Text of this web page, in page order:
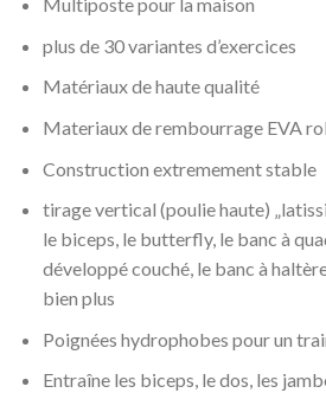
plus de 30 variantes d’exercices
Matériaux de haute qualité
Materiaux de rembourrage EVA
Construction extremement stable
tirage vertical (poulie haute)
le biceps, le butterfly, le banc à
développé couché, le banc à
bien plus
Poignées hydrophobes pour un
Entraîne les biceps, le dos, les